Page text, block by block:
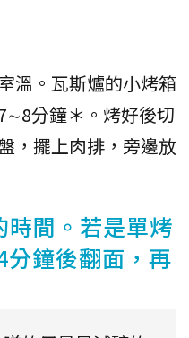
溫。瓦斯爐的小烤箱
分鐘＊。烤好後切
，擺上肉排，旁邊放
間。若是單烤
鐘後翻面，再